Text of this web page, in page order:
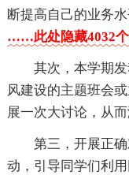
断提高自己的业务
……此处隐藏4032
其次，本学期
风建设的主题班会
展一次大讨论，从
第三，开展正
动，引导同学们利